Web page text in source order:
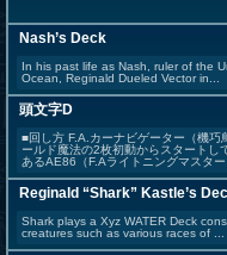
Nash’s Deck
In his past life as Nash, ruler of the
Ocean, Reginald Dueled Vector in...
頭文字D
■回し方 F.A.カーナビゲーター（機巧
ールド魔法の2枚初動からスタートし
あるAE86（F.Aライトニングマスタ
Reginald “Shark” Kastle’s
Shark plays a Xyz WATER Deck
creatures such as various races of ...